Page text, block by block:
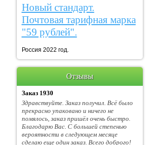
Новый стандарт.
Почтовая тарифная марка
"59 рублей".
Россия 2022 год.
Отзывы
Заказ 1930
Здравствуйте. Заказ получил. Всё было
прекрасно упаковано и ничего не
помялось, заказ пришёл очень быстро.
Благодарю Вас. С большей степенью
вероятности в следующем месяце
сделаю еще один заказ. Всего доброго!